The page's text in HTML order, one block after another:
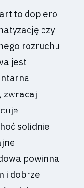
to dopiero
czy
rozruchu
jest
zwracaj
solidnie
powinna
i dobrze